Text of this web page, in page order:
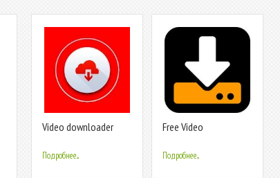
Video downloader
insta & fb
Подробнее...
Free Video
Video From Net
Подробнее...